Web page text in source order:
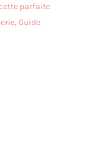
parfaite
,Guide